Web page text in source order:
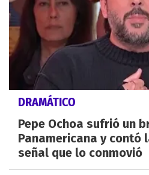
DRAMÁTICO
Pepe Ochoa sufrió un
Panamericana y contó
señal que lo conmovió